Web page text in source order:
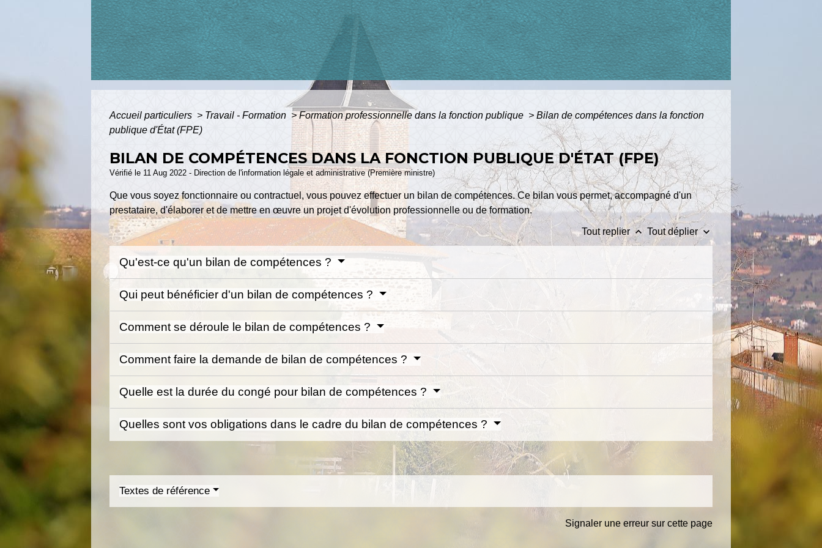
Accueil particuliers > Travail - Formation > Formation professionnelle dans la fonction publique > Bilan de compétences dans la fonction
publique d'État (FPE)
BILAN DE COMPÉTENCES DANS LA FONCTION PUBLIQUE D'ÉTAT (FPE)
Vérifié le 11 Aug 2022 - Direction de l'information légale et administrative (Première ministre)
Que vous soyez fonctionnaire ou contractuel, vous pouvez effectuer un bilan de compétences. Ce bilan vous permet, accompagné d'un
prestataire, d'élaborer et de mettre en œuvre un projet d'évolution professionnelle ou de formation.
Tout replier keyboard_arrow_up Tout déplierkeyboard_arrow_down
Qu'est-ce qu'un bilan de compétences ?
Qui peut bénéficier d'un bilan de compétences ?
Comment se déroule le bilan de compétences ?
Comment faire la demande de bilan de compétences ?
Quelle est la durée du congé pour bilan de compétences ?
Quelles sont vos obligations dans le cadre du bilan de compétences ?
Textes de référence
Signaler une erreur sur cette page